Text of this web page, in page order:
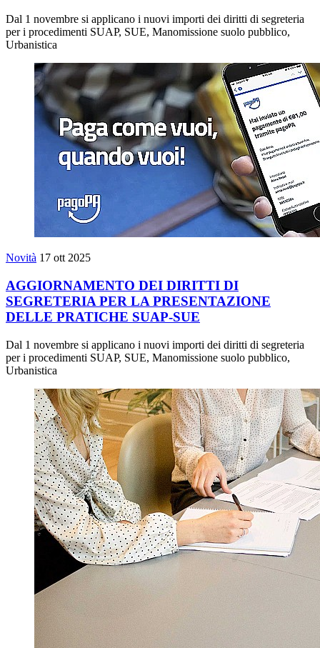
Dal 1 novembre si applicano i nuovi importi dei diritti di segreteria
per i procedimenti SUAP, SUE, Manomissione suolo pubblico,
Urbanistica
Novità 17 ott 2025
AGGIORNAMENTO DEI DIRITTI DI
SEGRETERIA PER LA PRESENTAZIONE
DELLE PRATICHE SUAP-SUE
Dal 1 novembre si applicano i nuovi importi dei diritti di segreteria
per i procedimenti SUAP, SUE, Manomissione suolo pubblico,
Urbanistica